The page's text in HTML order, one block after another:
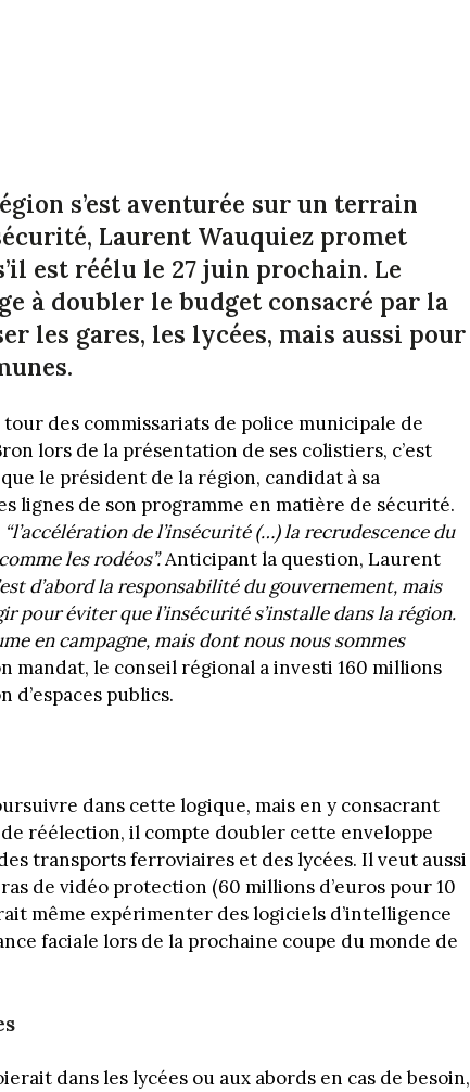
s’est aventurée sur un terrain
Laurent Wauquiez promet
est réélu le 27 juin prochain. Le
à doubler le budget consacré par la
les gares, les lycées, mais aussi pour
des commissariats de police municipale de
lors de la présentation de ses colistiers, c’est
le président de la région, candidat à sa
lignes de son programme en matière de sécurité.
“l’accélération de l’insécurité (…) la recrudescence du
les rodéos”.Anticipant la question, Laurent
d’abord la responsabilité du gouvernement, mais
pour éviter que l’insécurité s’installe dans la région.
en campagne, mais dont nous nous sommes
mandat, le conseil régional a investi 160 millions
publics.
dans cette logique, mais en y consacrant
réélection, il compte doubler cette enveloppe
transports ferroviaires et des lycées. Il veut aussi
de vidéo protection (60 millions d’euros pour 10
même expérimenter des logiciels d’intelligence
faciale lors de la prochaine coupe du monde de
dans les lycées ou aux abords en cas de besoin,